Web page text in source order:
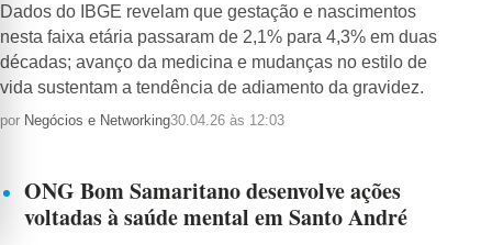
Dados do IBGE revelam que gestação e nascimentos
nesta faixa etária passaram de 2,1% para 4,3% em duas
décadas; avanço da medicina e mudanças no estilo de
vida sustentam a tendência de adiamento da gravidez.
por Negócios e Networking30.04.26 às 12:03
ONG Bom Samaritano desenvolve ações
voltadas à saúde mental em Santo André